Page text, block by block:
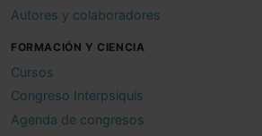
Autores y colaboradores
FORMACIÓN Y CIENCIA
Cursos
Congreso Interpsiquis
Agenda de congresos